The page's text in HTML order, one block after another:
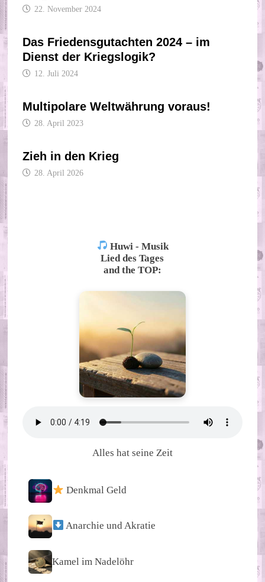
22. November 2024
Das Friedensgutachten 2024 – im
Dienst der Kriegslogik?
12. Juli 2024
Multipolare Weltwährung voraus!
28. April 2023
Zieh in den Krieg
28. April 2026
Huwi - Musik
Lied des Tages
and the TOP:
Alles hat seine Zeit
Denkmal Geld
Anarchie und Akratie
Kamel im Nadelöhr